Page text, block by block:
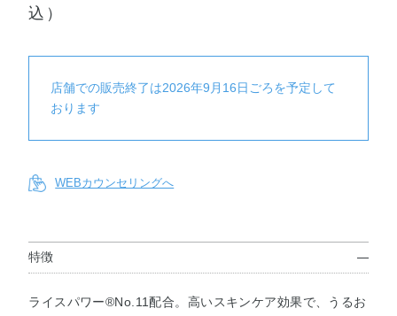
込）
店舗での販売終了は2026年9月16日ごろを予定して
おります
WEBカウンセリングへ
特徴
ライスパワー®No.11配合。高いスキンケア効果で、うるお